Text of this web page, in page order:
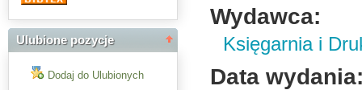
Ulubione pozycje
Dodaj do Ulubionych
Wydawca:
Księgarnia i
Data